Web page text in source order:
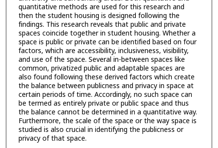
quantitative methods are used for this research and
then the student housing is designed following the
findings. This research reveals that public and private
spaces coincide together in student housing. Whether a
space is public or private can be identified based on four
factors, which are accessibility, inclusiveness, visibility,
and use of the space. Several in-between spaces like
common, privatized public and adaptable spaces are
also found following these derived factors which create
the balance between publicness and privacy in space at
certain periods of time. Accordingly, no such space can
be termed as entirely private or public space and thus
the balance cannot be determined in a quantitative way.
Furthermore, the scale of the space or the way space is
studied is also crucial in identifying the publicness or
privacy of that space.